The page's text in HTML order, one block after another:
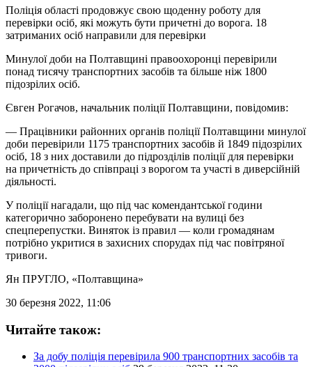
Поліція області продовжує свою щоденну роботу для
перевірки осіб, які можуть бути причетні до ворога. 18
затриманих осіб направили для перевірки
Минулої доби на Полтавщині правоохоронці перевірили
понад тисячу транспортних засобів та більше ніж 1800
підозрілих осіб.
Євген Рогачов, начальник поліції Полтавщини, повідомив:
— Працівники районних органів поліції Полтавщини минулої
доби перевірили 1175 транспортних засобів й 1849 підозрілих
осіб, 18 з них доставили до підрозділів поліції для перевірки
на причетність до співпраці з ворогом та участі в диверсійній
діяльності.
У поліції нагадали, що під час комендантської години
категорично заборонено перебувати на вулиці без
спецперепустки. Виняток із правил — коли громадянам
потрібно укритися в захисних спорудах під час повітряної
тривоги.
Ян ПРУГЛО, «Полтавщина»
30 березня 2022, 11:06
Читайте також:
За добу поліція перевірила 900 транспортних засобів та